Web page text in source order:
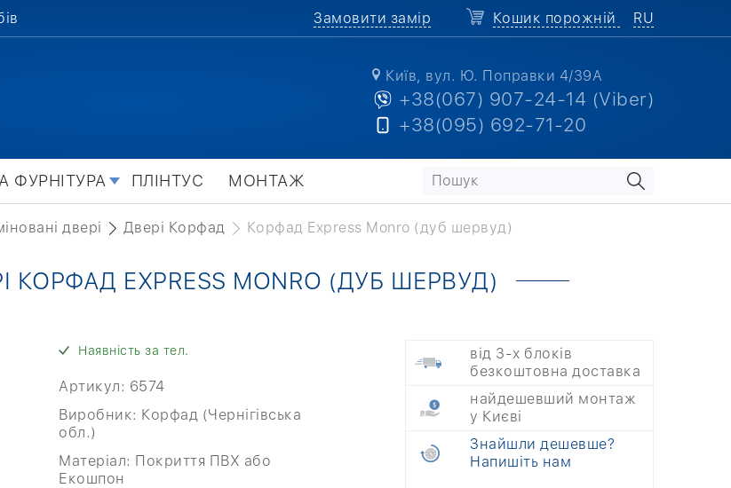
Замовити замір Кошик порожній RU
Київ, вул. Ю. Поправки 4/39А
+38(067) 907-24-14 (Viber)
+38(095) 692-71-20
ФУРНІТУРА ПЛІНТУС МОНТАЖ
двері Двері Корфад Корфад Express Monro (дуб шервуд)
КОРФАД EXPRESS MONRO (ДУБ ШЕРВУД)
Наявність за тел.
Артикул: 6574
Виробник: Корфад (Чернігівська
обл.)
Матеріал: Покриття ПВХ або
Екошпон
від 3-х блоків
безкоштовна доставка
найдешевший монтаж
у Києві
Знайшли дешевше?
Напишіть нам